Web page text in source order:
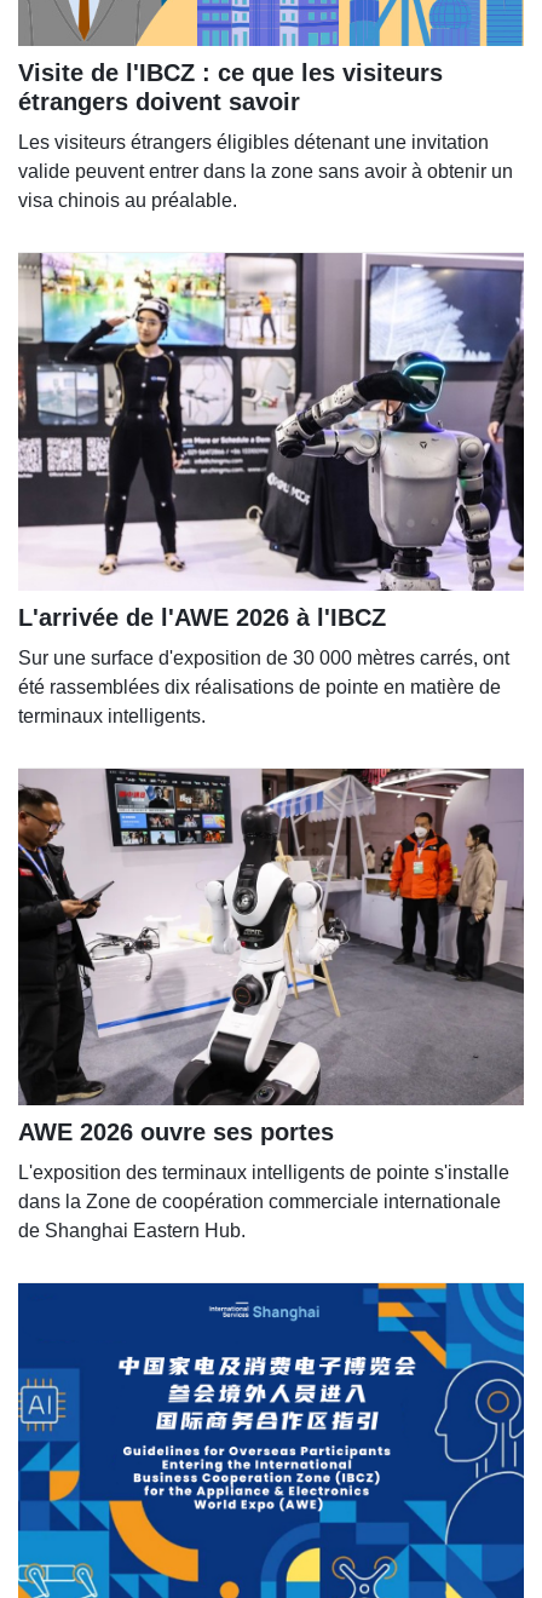
Visite de l'IBCZ : ce que les visiteurs
étrangers doivent savoir
Les visiteurs étrangers éligibles détenant une invitation
valide peuvent entrer dans la zone sans avoir à obtenir un
visa chinois au préalable.
L'arrivée de l'AWE 2026 à l'IBCZ
Sur une surface d'exposition de 30 000 mètres carrés, ont
été rassemblées dix réalisations de pointe en matière de
terminaux intelligents.
AWE 2026 ouvre ses portes
L'exposition des terminaux intelligents de pointe s'installe
dans la Zone de coopération commerciale internationale
de Shanghai Eastern Hub.